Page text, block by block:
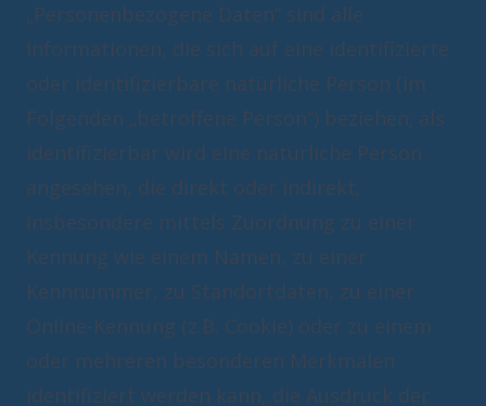
„Personenbezogene Daten“ sind alle
Informationen, die sich auf eine identifizierte
oder identifizierbare natürliche Person (im
Folgenden „betroffene Person“) beziehen; als
identifizierbar wird eine natürliche Person
angesehen, die direkt oder indirekt,
insbesondere mittels Zuordnung zu einer
Kennung wie einem Namen, zu einer
Kennnummer, zu Standortdaten, zu einer
Online-Kennung (z.B. Cookie) oder zu einem
oder mehreren besonderen Merkmalen
identifiziert werden kann, die Ausdruck der